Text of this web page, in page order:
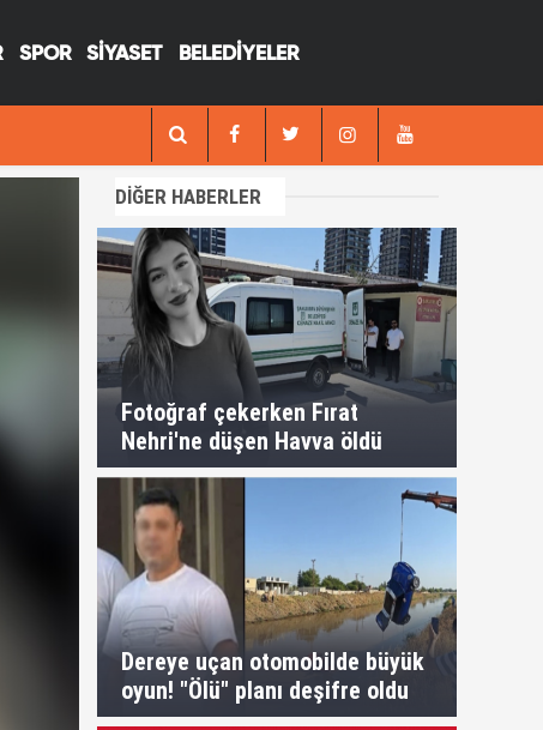
SPOR SİYASET BELEDİYELER
Fotoğraf çekerken Fırat Nehri'ne düşen
DİĞER HABERLER
Fotoğraf çekerken Fırat
Nehri'ne düşen Havva öldü
Dereye uçan otomobilde büyük
oyun! "Ölü" planı deşifre oldu